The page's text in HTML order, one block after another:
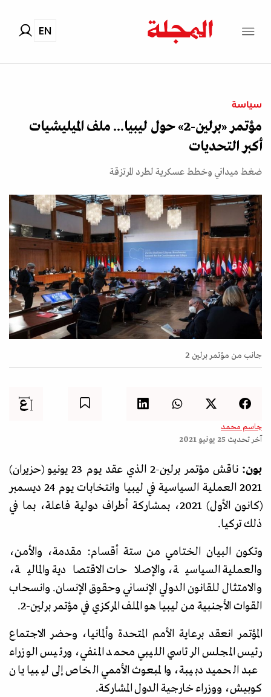
EN
سياسة
مؤتمر «برلين-2» حول ليبيا... ملف الميليشيات
أكبر التحديات
ضغط ميداني وخطط عسكرية لطرد المرتزقة
جانب من مؤتمر برلين 2
جاسم محمد
آخر تحديث 25 يونيو 2021
بون:
ناقش مؤتمر برلين-2 الذي عقد يوم 23 يونيو (حزيران)
2021 العملية السياسية في ليبيا وانتخابات يوم 24 ديسمبر
(كانون الأول) 2021، بمشاركة أطراف دولية فاعلة، بما في
ذلك تركيا.
وتكون البيان الختامي من ستة أقسام: مقدمة، والأمن،
والعملية السياسية، والإصلاحات الاقتصادية والمالية،
والامتثال للقانون الدولي الإنساني وحقوق الإنسان. وانسحاب
القوات الأجنبية من ليبيا هو الملف المركزي في مؤتمر برلين-2.
المؤتمر انعقد برعاية الأمم المتحدة وألمانيا، وحضر الاجتماع
رئيس المجلس الرئاسي الليبي محمد المنفي، ورئيس الوزراء
عبد الحميد دبيبة، والمبعوث الأممي الخاص إلى ليبيا يان
كوبيش، ووزراء خارجية الدول المشاركة.